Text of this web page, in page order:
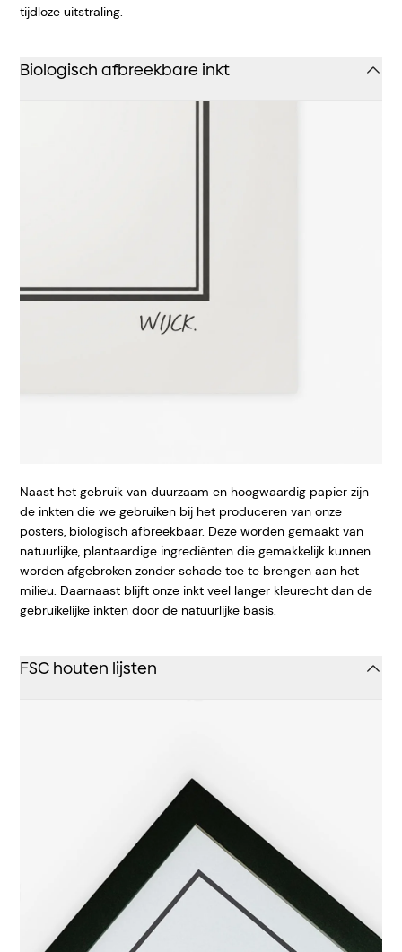
tijdloze uitstraling.
Biologisch afbreekbare inkt
Naast het gebruik van duurzaam en hoogwaardig papier zijn
de inkten die we gebruiken bij het produceren van onze
posters, biologisch afbreekbaar. Deze worden gemaakt van
natuurlijke, plantaardige ingrediënten die gemakkelijk kunnen
worden afgebroken zonder schade toe te brengen aan het
milieu. Daarnaast blijft onze inkt veel langer kleurecht dan de
gebruikelijke inkten door de natuurlijke basis.
FSC houten lijsten